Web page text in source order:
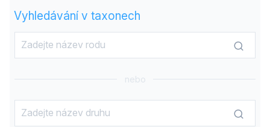
Vyhledávání v taxonech
nebo